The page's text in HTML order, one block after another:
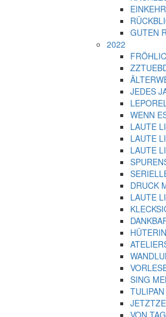
GUTEN
2022
JEDES
WENN
LAUTE
LAUTE
LAUTE
DRUCK
LAUTE
SING
TULIPAN